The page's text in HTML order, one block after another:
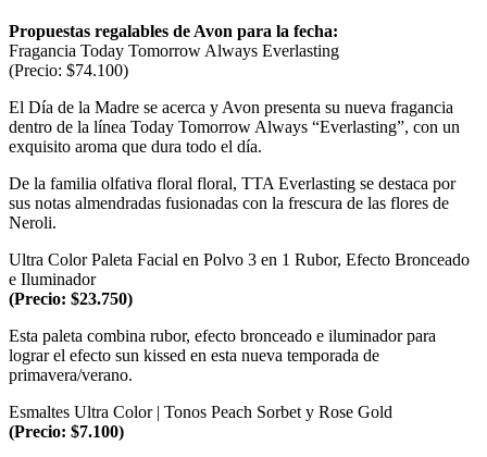
Propuestas regalables de Avon para la fecha:
Fragancia Today Tomorrow Always Everlasting
(Precio: $74.100)
El Día de la Madre se acerca y Avon presenta su nueva fragancia
dentro de la línea Today Tomorrow Always “Everlasting”, con un
exquisito aroma que dura todo el día.
De la familia olfativa floral floral, TTA Everlasting se destaca por
sus notas almendradas fusionadas con la frescura de las flores de
Neroli.
Ultra Color Paleta Facial en Polvo 3 en 1 Rubor, Efecto Bronceado
e Iluminador
(Precio: $23.750)
Esta paleta combina rubor, efecto bronceado e iluminador para
lograr el efecto sun kissed en esta nueva temporada de
primavera/verano.
Esmaltes Ultra Color | Tonos Peach Sorbet y Rose Gold
(Precio: $7.100)